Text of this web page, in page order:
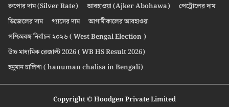
রুপোর দাম (Silver Rate)
আবহাওয়া (Ajker Abohawa)
পেট্রোলের দাম
ডিজেলের দাম
গ্যাসের দাম
আগামীকালের আবহাওয়া
পশ্চিমবঙ্গ নির্বাচন ২০২৬ ( West Bengal Election )
উচ্চ মাধ্যমিক রেজাল্ট 2026 ( WB HS Result 2026)
হনুমান চালিশা ( hanuman chalisa in Bengali)
Copyright © Hoodgen Private Limited